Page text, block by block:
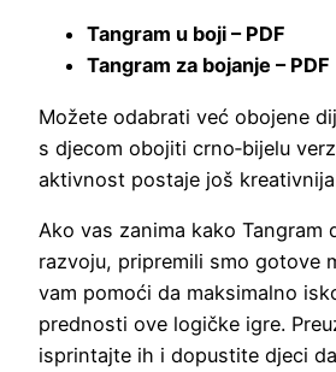
Tangram u boji – PDF
Tangram za bojanje – PDF
Možete odabrati već obojene
s djecom obojiti crno‑bijelu
aktivnost postaje još
Ako vas zanima kako Tangram
razvoju, pripremili smo gotove
vam pomoći da maksimalno
prednosti ove logičke igre.
isprintajte ih i dopustite djeci